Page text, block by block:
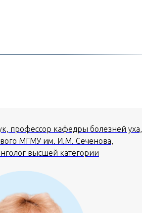
профессор кафедры болезней уха,
МГМУ им. И.М. Сеченова,
высшей категории